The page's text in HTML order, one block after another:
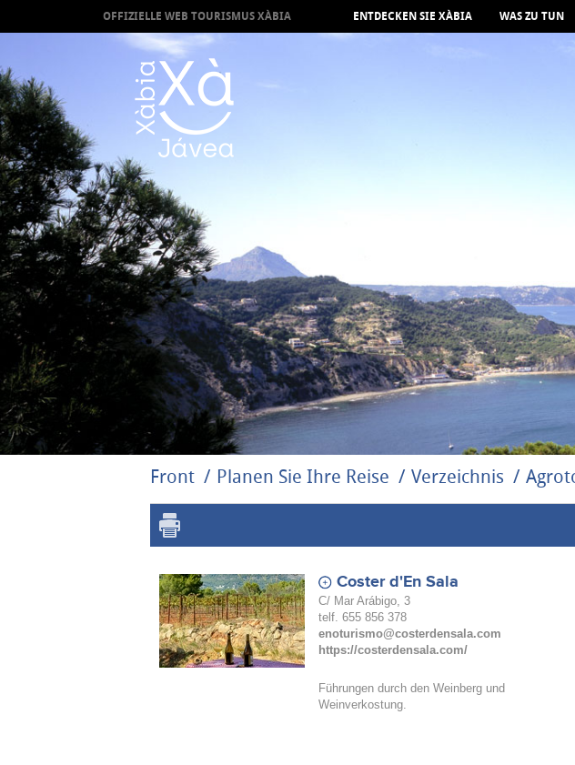
OFFIZIELLE WEB TOURISMUS XÀBIA ENTDECKEN SIE XÀBIA WAS ZU TUN
Front Planen Sie Ihre Reise Verzeichnis
Coster d'En Sala
C/ Mar Arábigo, 3
telf. 655 856 378
enoturismo@costerdensala.com
https://costerdensala.com/
Führungen durch den Weinberg und
Weinverkostung.